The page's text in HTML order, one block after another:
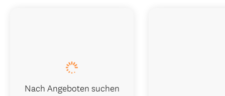
Nach Angeboten suchen